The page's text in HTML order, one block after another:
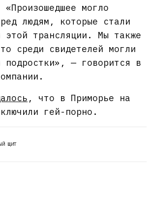
«Произошедшее могло
людям, которые стали
этой трансляции. Мы также
среди свидетелей могли
подростки», — говорится в
, что в Приморье на
гей-порно.
ЩИТ